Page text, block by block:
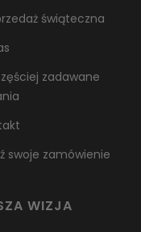
i niezwłocznie
wadliwy lub
ocenić problem i go
takie jak towary łatwo
produkty na
spersonalizowane
niebezpiecznych,
świąteczna
zadawane
swoje zamówienie
WIZJA